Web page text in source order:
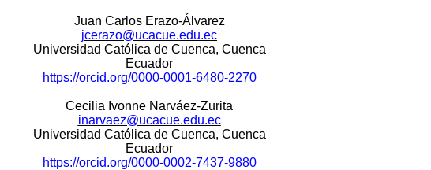
Juan Carlos Erazo-Álvarez
jcerazo@ucacue.edu.ec
Universidad Católica de Cuenca, Cuenca
Ecuador
https://orcid.org/0000-0001-6480-2270
Cecilia Ivonne Narváez-Zurita
inarvaez@ucacue.edu.ec
Universidad Católica de Cuenca, Cuenca
Ecuador
https://orcid.org/0000-0002-7437-9880